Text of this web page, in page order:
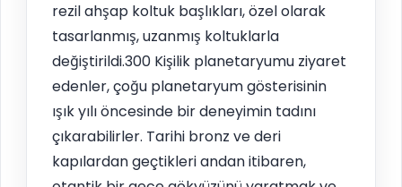
rezil ahşap koltuk başlıkları, özel olarak
tasarlanmış, uzanmış koltuklarla
değiştirildi.300 Kişilik planetaryumu ziyaret
edenler, çoğu planetaryum gösterisinin
ışık yılı öncesinde bir deneyimin tadını
çıkarabilirler. Tarihi bronz ve deri
kapılardan geçtikleri andan itibaren,